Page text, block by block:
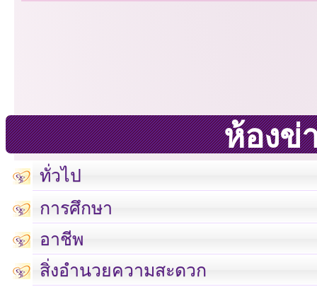
ห้องข่
ทั่วไป
การศึกษา
อาชีพ
สิ่งอำนวยความสะดวก